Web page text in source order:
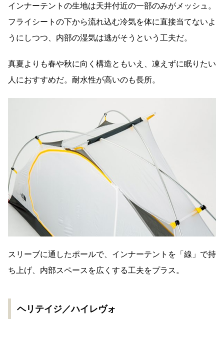
インナーテントの生地は天井付近の一部のみがメッシュ。
フライシートの下から流れ込む冷気を体に直接当てないよ
うにしつつ、内部の湿気は逃がそうという工夫だ。
真夏よりも春や秋に向く構造ともいえ、凍えずに眠りたい
人におすすめだ。耐水性が高いのも長所。
スリーブに通したポールで、インナーテントを「線」で持
ち上げ、内部スペースを広くする工夫をプラス。
ヘリテイジ／ハイレヴォ